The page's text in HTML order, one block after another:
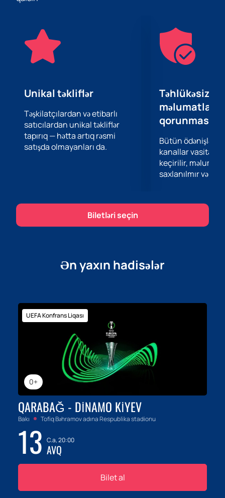
orijinal Latın Amerikası caz kompozisiyalarını ifa edir.
birləşdirərək unikal səs yaradır.
Bu gözəl konsertdə yerinizi təmin etmək üçün
biletləri
əvvəlcədən saytımızdan ala bilərsiniz. Meydan musiqi
tamaşalarına rahat baxmaq və dinləmək üçün lazım
Dövrümüzün ən istedadlı caz pianoçularından birinin
canlı ifasından həzz almaq fürsətini qaçırmayın.
Saytımızdan biletləri əldə edib bu musiqili tədbirə indi
qoşula bilərsiniz.
Unikal təkliflər
Təşkilatçılardan və etibarlı
satıcılardan unikal təkliflər
tapırıq — hətta artıq rəsmi
satışda olmayanları da.
Təhlükəsiz
məlumatların
qorunması
Bütün ödənişlər
kanallar
keçirilir,
saxlanılmır və
Biletləri seçin
Ən yaxın hadisələr
0+
UEFA Konfrans Liqası
QARABAĞ - DINAMO KIYEV
Bakı Tofiq Bəhramov adına Respublika stadionu
13 C.a, 20:00
AVQ
Bilet al